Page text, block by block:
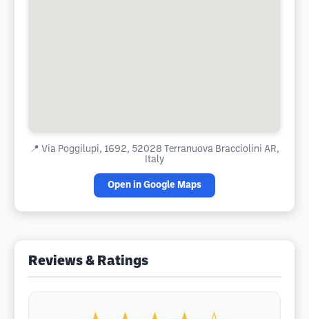
📍 Via Poggilupi, 1692, 52028 Terranuova Bracciolini AR,
Italy
Open in Google Maps
Reviews & Ratings